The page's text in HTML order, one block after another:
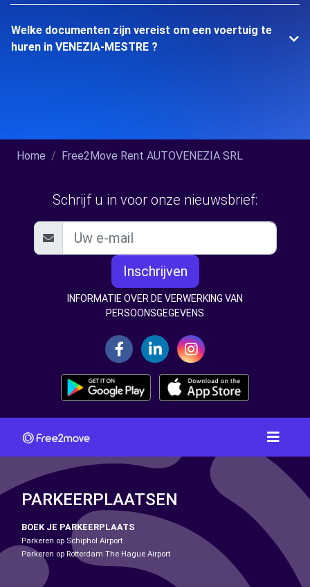
Welke documenten zijn vereist om een voertuig te
huren in VENEZIA-MESTRE ?
Home Free2Move Rent AUTOVENEZIA SRL
Schrijf u in voor onze nieuwsbrief:
Inschrijven
INFORMATIE OVER DE VERWERKING VAN
PERSOONSGEGEVENS
PARKEERPLAATSEN
BOEK JE PARKEERPLAATS
Parkeren op Schiphol Airport
Parkeren op Rotterdam The Hague Airport